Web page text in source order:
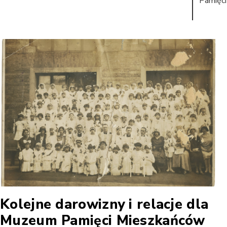
Kolejne darowizny i relacje dla
Muzeum Pamięci Mieszkańców